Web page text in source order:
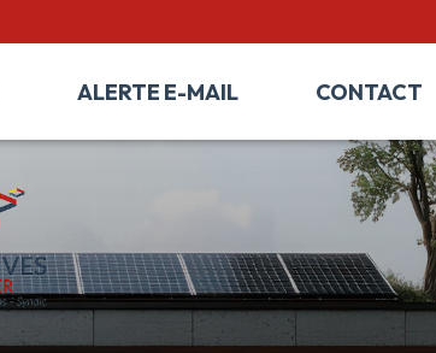
ALERTE E-MAIL CONTACT